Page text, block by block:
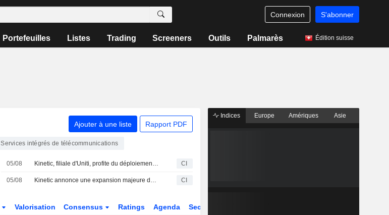
Connexion S'abonner
Portefeuilles Listes Trading Screeners Outils Palmarès Édition suisse
Ajouter à une liste Rapport PDF
Services intégrés de télécommunications
05/08 Kinetic, filiale d'Uniti, profite du déploiement de la fibre pour 14 000 nouveaux foyers CI
05/08 Kinetic annonce une expansion majeure de son réseau haut débit dans l'Oklahoma CI
Valorisation Consensus Ratings Agenda Secteur
Indices Europe Amériques Asie